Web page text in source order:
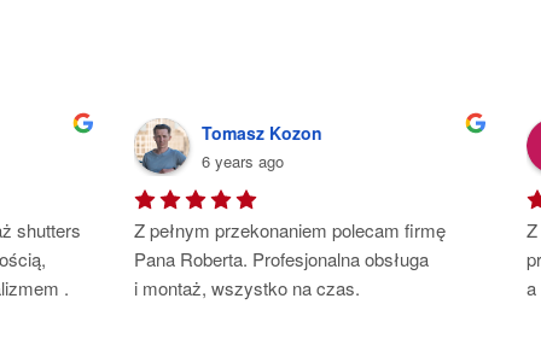
shutters
.
Tomasz Kozon
6 years ago
Z pełnym przekonaniem polecam firmę
Pana Roberta. Profesjonalna obsługa
i montaż, wszystko na czas.
a